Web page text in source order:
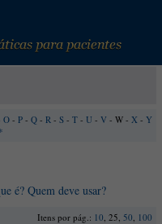
O - P - Q - R - S - T - U - V - W - X - Y
*
é? Quem deve usar?
Itens por pág.: 10, 25, 50, 100